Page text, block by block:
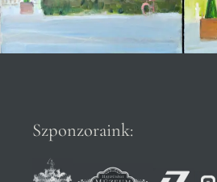
Szponzoraink: